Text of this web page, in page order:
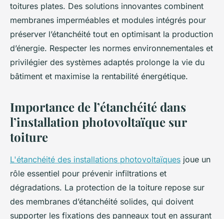
toitures plates. Des solutions innovantes combinent
membranes imperméables et modules intégrés pour
préserver l’étanchéité tout en optimisant la production
d’énergie. Respecter les normes environnementales et
privilégier des systèmes adaptés prolonge la vie du
bâtiment et maximise la rentabilité énergétique.
Importance de l’étanchéité dans
l’installation photovoltaïque sur
toiture
L'étanchéité des installations photovoltaïques joue un
rôle essentiel pour prévenir infiltrations et
dégradations. La protection de la toiture repose sur
des membranes d’étanchéité solides, qui doivent
supporter les fixations des panneaux tout en assurant